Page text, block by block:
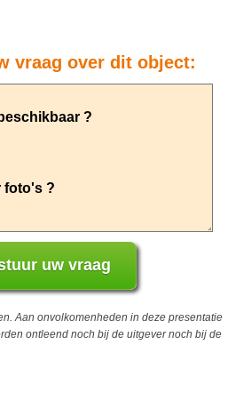
vraag over dit object:
Aan onvolkomenheden in deze presentatie
ontleend noch bij de uitgever noch bij de